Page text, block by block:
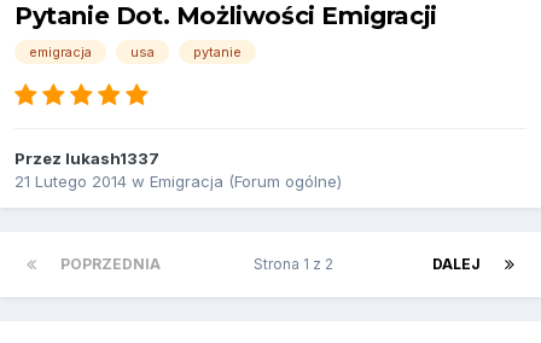
Pytanie Dot. Możliwości Emigracji
emigracja usa pytanie
Przez lukash1337
21 Lutego 2014 w Emigracja (Forum ogólne)
POPRZEDNIA DALEJ
Strona 1 z 2